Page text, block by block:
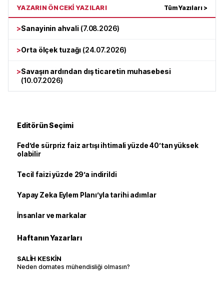
YAZARIN ÖNCEKİ YAZILARI Tüm Yazıları >
>Sanayinin ahvali(7.08.2026)
>Orta ölçek tuzağı(24.07.2026)
>Savaşın ardından dış ticaretin muhasebesi
(10.07.2026)
Editörün Seçimi
Fed’de sürpriz faiz artışı ihtimali yüzde 40’tan yüksek
olabilir
Tecil faizi yüzde 29’a indirildi
Yapay Zeka Eylem Planı’yla tarihi adımlar
İnsanlar ve markalar
Haftanın Yazarları
SALİH KESKİN
Neden domates mühendisliği olmasın?